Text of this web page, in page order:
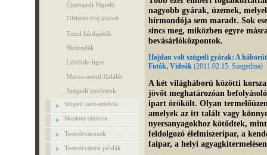
Újszögedi Vigadó
Elfeledett öreg kincsek
Turul labdajáték
Hírárudák
Lövölde-liget
Maros-menti Halálút
Szögedi nyelvünk
Szögedi vasút-emlékök
Mozdony-múzeum
Testvérvárosok
Testvérvárosi példák
nagyobb gyárak, üzemek,
hírmondója sem maradt. Sok
sincs meg, miközben egyre
bevásárlóközpontok.
Hajdan volt szögedi gyárak: A
Fotók, Videók (2011.02.15. Szegedma)
A két világháború közötti
jövőt meghatározóan
ipart örökölt. Olyan
amelyek az itt talált vagy
nyersanyagokhoz kötődtek,
feldolgozó élelmiszeripar, a
faipar, a helyi